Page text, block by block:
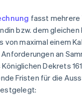
fasst
bzw. dem gleichen
von maximal einem
Anforderungen an
Königlichen Dekrets
Fristen für die